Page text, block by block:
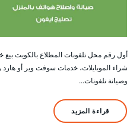
أول رقم محل تلفونات المطلاع بالكويت
شراء الموبايلات، خدمات سوفت وير أو
وصيانة تلفونات…
قراءة المزيد